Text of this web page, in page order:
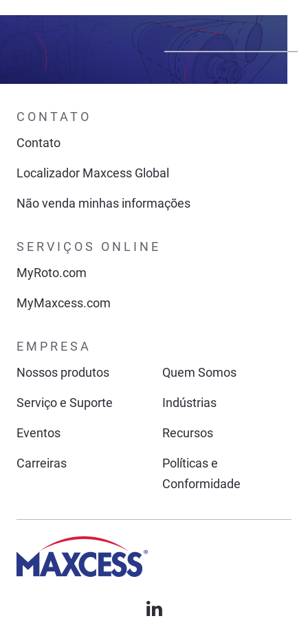
CONTATO
Contato
Localizador Maxcess Global
Não venda minhas informações
SERVIÇOS ONLINE
MyRoto.com
MyMaxcess.com
EMPRESA
Nossos produtos
Quem Somos
Serviço e Suporte Indústrias
Eventos Recursos
Carreiras
Políticas e
Conformidade